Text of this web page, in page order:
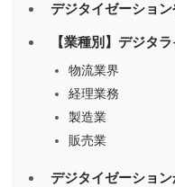
デジタイゼーショ
【業種別】デジタ
物流業界
経理業務
製造業
販売業
デジタイゼーショ